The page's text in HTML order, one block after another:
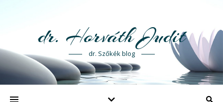
dr. Horváth Judit
dr. Szőkék blog